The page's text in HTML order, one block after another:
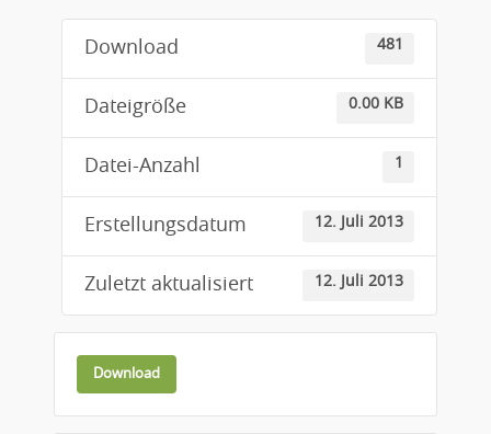
Download 481
Dateigröße 0.00 KB
Datei-Anzahl 1
Erstellungsdatum 12. Juli 2013
Zuletzt aktualisiert 12. Juli 2013
Download